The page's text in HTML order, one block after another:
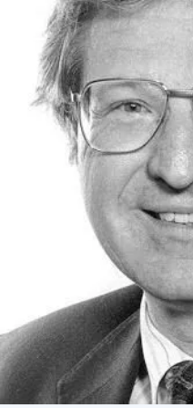
СТРУКТУРА
Президія НАН
Апарат Президії
Секція фізико-
Секція хімічних і
Секція суспільних і
Установи при
Ради, комітети та
Наукові центри
Громадські